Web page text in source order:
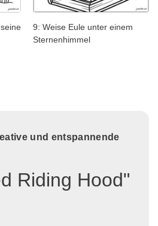
9: Weise Eule unter einem
Sternenhimmel
und entspannende
Riding Hood"